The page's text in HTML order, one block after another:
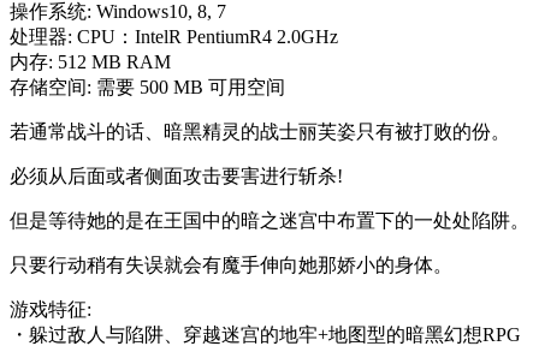
操作系统: Windows10, 8, 7
处理器: CPU：IntelR PentiumR4 2.0GHz
内存: 512 MB RAM
存储空间: 需要 500 MB 可用空间
若通常战斗的话、暗黑精灵的战士丽芙姿只有被打败的份。
必须从后面或者侧面攻击要害进行斩杀!
但是等待她的是在王国中的暗之迷宫中布置下的一处处陷阱。
只要行动稍有失误就会有魔手伸向她那娇小的身体。
游戏特征:
・躲过敌人与陷阱、穿越迷宫的地牢+地图型的暗黑幻想RPG